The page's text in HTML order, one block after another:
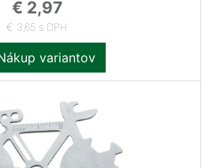
€ 2,97
€ 3,65 s DPH
variantov